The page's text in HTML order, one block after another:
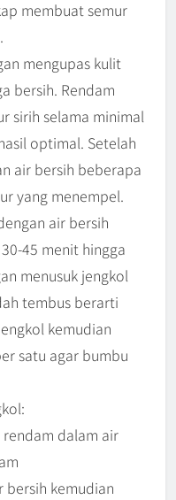
membuat semur
mengupas kulit
bersih. Rendam
sirih selama minimal
optimal. Setelah
air bersih beberapa
yang menempel.
air bersih
45 menit hingga
menusuk jengkol
tembus berarti
kemudian
satu agar bumbu
dalam air
bersih kemudian